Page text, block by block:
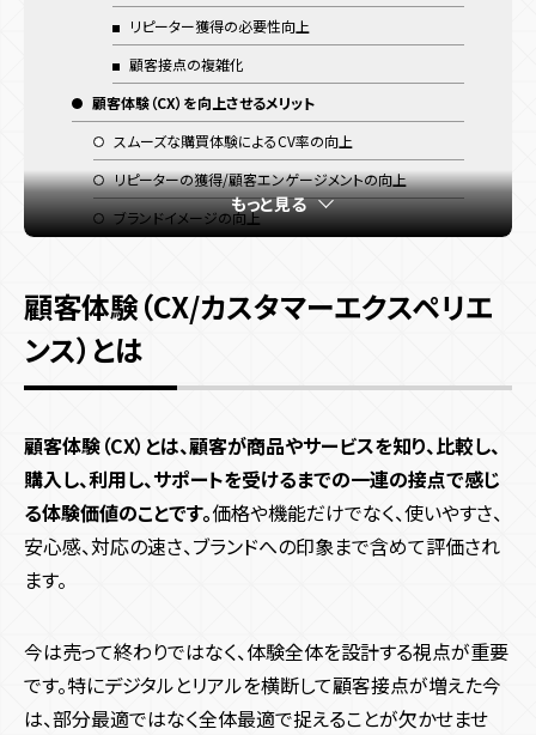
リピーター獲得の必要性向上
顧客接点の複雑化
顧客体験（CX）を向上させるメリット
スムーズな購買体験によるCV率の向上
リピーターの獲得/顧客エンゲージメントの向上
ブランドイメージの向上
顧客体験（CX）を向上させる方法
顧客体験（CX）向上の成功事例
ゲーミフィケーションによる顧客体験（CX）向上事例
国際園芸博覧会(GREEN×EXPO2027)
株式会社イオンファンタジー
株式会社イエローハット
特殊法人
省ステップ化による顧客体験（CX）向上事例
もっと見る
顧客体験（CX/カスタマーエクスペリエ
ンス）とは
顧客体験（CX）とは、顧客が商品やサービスを知り、比較し、
購入し、利用し、サポートを受けるまでの一連の接点で感じ
る体験価値のことです。価格や機能だけでなく、使いやすさ、
安心感、対応の速さ、ブランドへの印象まで含めて評価され
ます。
今は売って終わりではなく、体験全体を設計する視点が重要
です。特にデジタルとリアルを横断して顧客接点が増えた今
は、部分最適ではなく全体最適で捉えることが欠かせませ